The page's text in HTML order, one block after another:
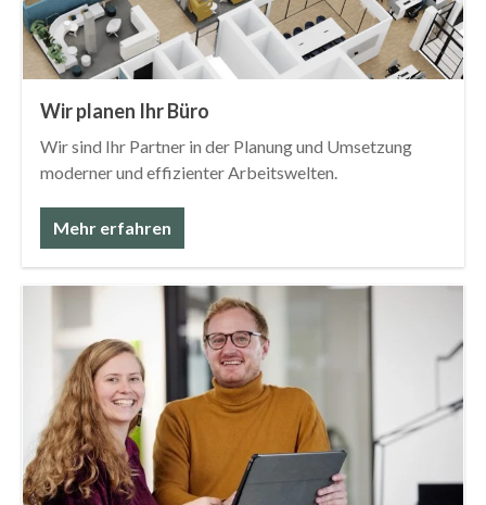
Wir planen Ihr Büro
Wir sind Ihr Partner in der Planung und Umsetzung
moderner und effizienter Arbeitswelten.
Mehr erfahren